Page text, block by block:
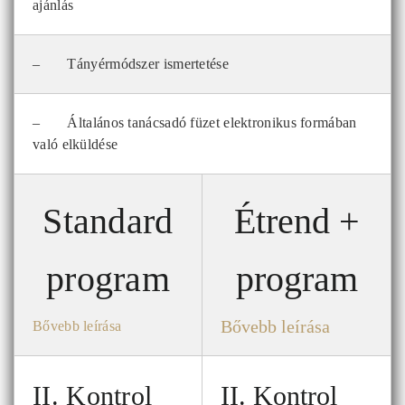
ajánlás
– Tányérmódszer ismertetése
– Általános tanácsadó füzet elektronikus formában
való elküldése
Standard
program
Bővebb leírása
Étrend +
program
Bővebb leírása
II. Kontrol II. Kontrol